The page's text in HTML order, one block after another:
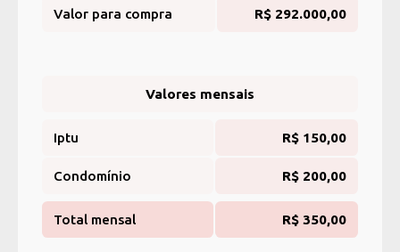
Valor para compra R$ 292.000,00
Valores mensais
Iptu R$ 150,00
Condomínio R$ 200,00
Total mensal R$ 350,00